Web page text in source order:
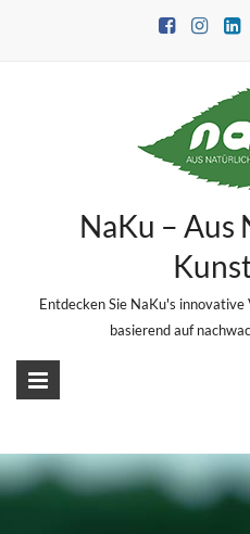
NaKu – Aus
Entdecken Sie NaKu's
basierend auf